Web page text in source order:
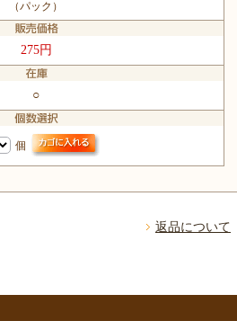
（パック）
275円
○
個
返品について